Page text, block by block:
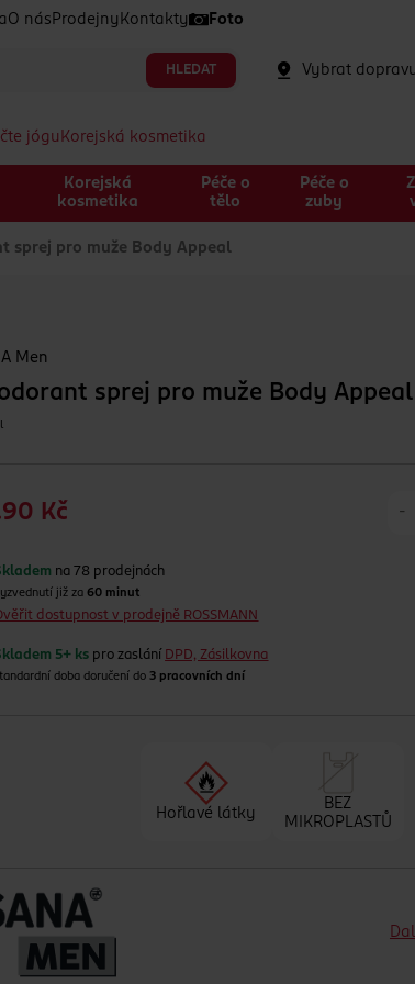
O nás Prodejny Kontakty Foto
HLEDAT Vybrat dopravu
jógu Korejská kosmetika
Korejská
kosmetika
Péče o
tělo
Péče o
zuby
sprej pro muže Body Appeal
Men
sprej pro muže Body Appeal
Kč -
na 78 prodejnách
již za60 minut
dostupnost v prodejně ROSSMANN
5+ ks pro zaslání DPD, Zásilkovna
doba doručení do 3 pracovních dní
Hořlavé látky
BEZ
MIKROPLASTŮ